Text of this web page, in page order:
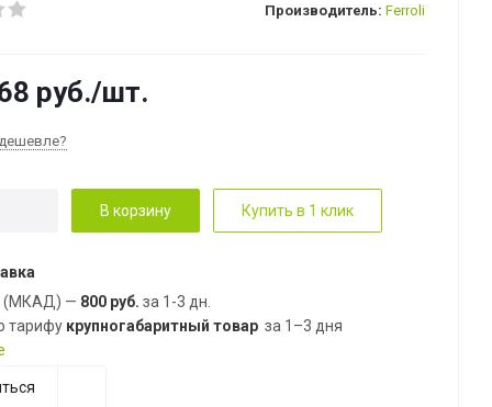
Производитель: Ferroli
руб./шт.
В корзину Купить в 1 клик
(МКАД) — 800 руб. за 1-3 дн.
тарифу крупногабаритный товар за 1–3 дня